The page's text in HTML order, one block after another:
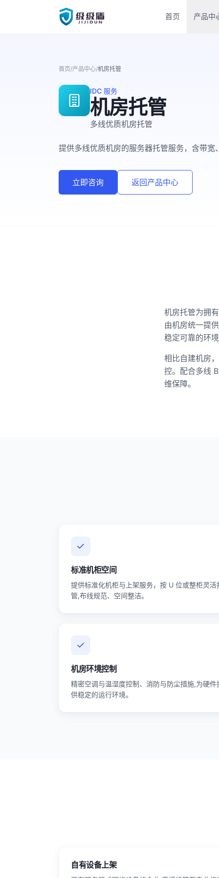
首页 产品中
首页/产品中心/机房托管
IDC 服务
机房托管
多线优质机房托管
提供多线优质机房的服务器托管服务，含带
立即咨询 返回产品中心
机房托管为拥
由机房统一提
稳定可靠的环
相比自建机房
控。配合多线
维保障。
标准机柜空间
提供标准化机柜与上架服务，按 U 位或整柜灵活
管,布线规范、空间整洁。
机房环境控制
精密空调与温湿度控制、消防与防尘措施,为硬件
供稳定的运行环境。
自有设备上架